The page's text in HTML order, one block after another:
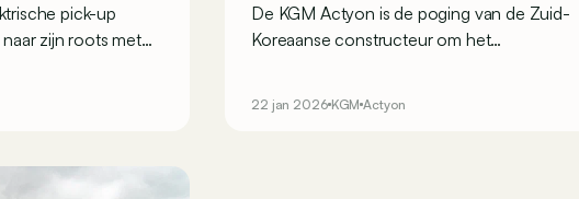
pick-up
zijn roots met
De KGM Actyon is de poging van de Zuid-
Koreaanse constructeur om het
premiumprijzen te betalen. Is dat gelukt?
22 jan 2026 KGM Actyon